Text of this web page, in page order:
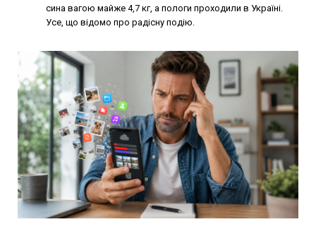
сина вагою майже 4,7 кг, а пологи проходили в Україні.
Усе, що відомо про радісну подію.